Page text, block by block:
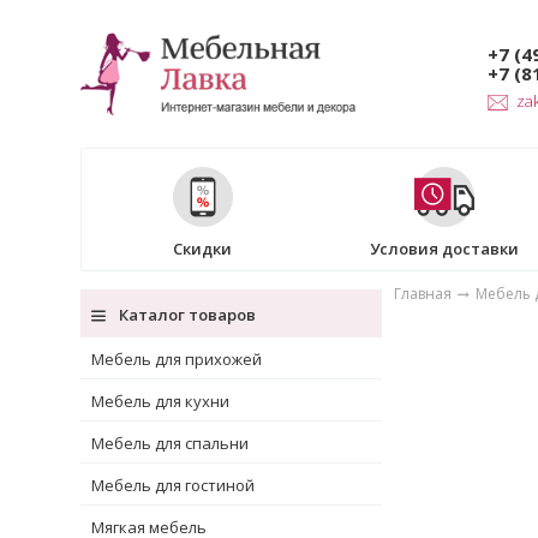
+7
+7
Скидки Условия доставки
Каталог товаров
Мебель для прихожей
Мебель для кухни
Мебель для спальни
Мебель для гостиной
Мягкая мебель
Главная Мебель